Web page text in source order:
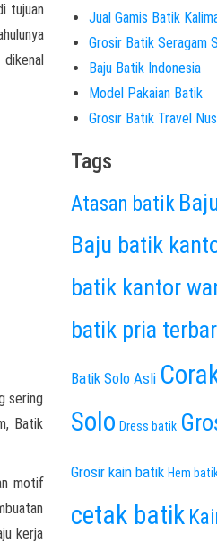
tujuan
sering
Batik
motif
kerja
Jual Gamis Batik
Grosir Batik Seragam
Baju Batik Indonesia
Model Pakaian Batik
Grosir Batik Travel
Tags
Atasan batik
Baju batik
batik kantor
batik pria
Batik Solo Asli
Solo Dress batik
Grosir kain batik Hem
cetak batik